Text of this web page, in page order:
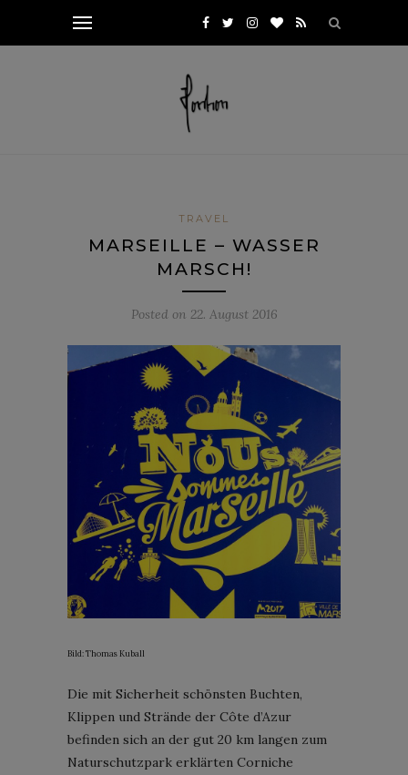
TRAVEL
MARSEILLE – WASSER
MARSCH!
Posted on 22. August 2016
Bild: Thomas Kuball
Die mit Sicherheit schönsten Buchten,
Klippen und Strände der Côte d’Azur
befinden sich an der gut 20 km langen zum
Naturschutzpark erklärten Corniche